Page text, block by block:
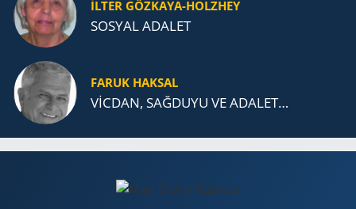
İLTER GÖZKAYA-HOLZHEY
SOSYAL ADALET
FARUK HAKSAL
VİCDAN, SAĞ­DU­YU VE ADA­LET…